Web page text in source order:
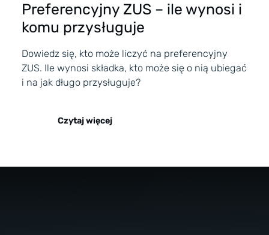
Preferencyjny ZUS – ile wynosi i
komu przysługuje
Dowiedz się, kto może liczyć na preferencyjny
ZUS. Ile wynosi składka, kto może się o nią ubiegać
i na jak długo przysługuje?
Czytaj więcej